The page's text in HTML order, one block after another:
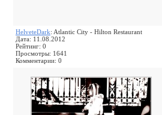
HelveteDark: Atlantic City - Hilton Restaurant
Дата: 11.08.2012
Рейтинг: 0
Просмотры: 1641
Комментарии: 0